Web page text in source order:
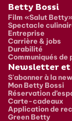
Pied de
Betty Bossi
Film «Salut
Spectacle
Entreprise
Carrière & jobs
Durabilité
Communiqués de
Newsletter et
S'abonner à la
Mon Betty Bossi
Réservation
Carte-cadeaux
Application de
Green Betty